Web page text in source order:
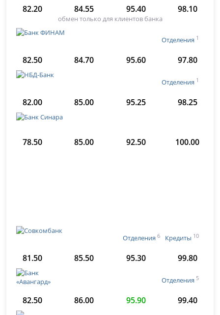
82.20 84.55 95.40 98.10
обмен только для клиентов банка
Отделения 1
82.50 84.70 95.60 97.80
Отделения 1
82.00 85.00 95.25 98.25
78.50 85.00 92.50 100.00
Отделения 6 Кредиты 10
81.50 85.50 95.30 99.80
Отделения 5
82.50 86.00 95.90 99.40